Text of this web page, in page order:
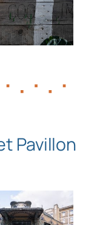
Pavillon